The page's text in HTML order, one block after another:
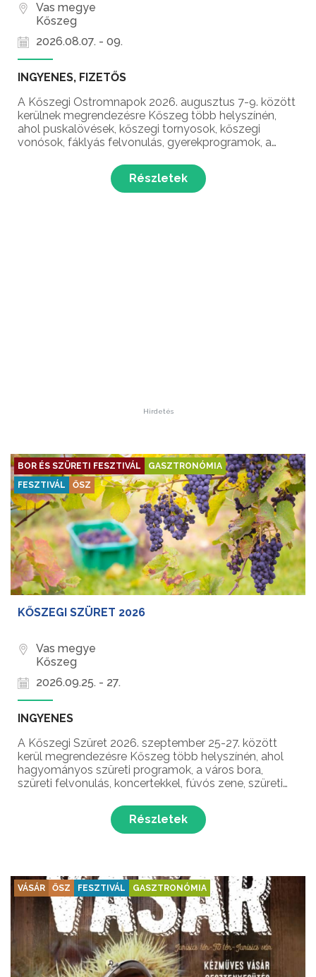
Vas megye
Kőszeg
2026.08.07. - 09.
INGYENES, FIZETŐS
A Kőszegi Ostromnapok 2026. augusztus 7-9. között
kerülnek megrendezésre Kőszeg több helyszínén,
ahol puskalövések, kőszegi tornyosok, kőszegi
vonósok, fáklyás felvonulás, gyerekprogramok, a
vásárütés, várostrom és még sok meglepetés várja a
Részletek
Hirdetés
BOR ÉS SZÜRETI FESZTIVÁL
GASZTRONÓMIA
FESZTIVÁL
ŐSZ
KŐSZEGI SZÜRET 2026
Vas megye
Kőszeg
2026.09.25. - 27.
INGYENES
A Kőszegi Szüret 2026. szeptember 25-27. között
kerül megrendezésre Kőszeg több helyszínén, ahol
hagyományos szüreti programok, a város bora,
szüreti felvonulás, koncertekkel, fúvós zene, szüreti
látogatókat a Nyugat-Dunántúl és Kőszeg egyik
Részletek
VÁSÁR ŐSZ FESZTIVÁL GASZTRONÓMIA